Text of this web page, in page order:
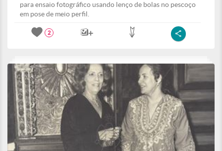
para ensaio fotográfico usando lenço de bolas no pescoço
em pose de meio perfil.
2